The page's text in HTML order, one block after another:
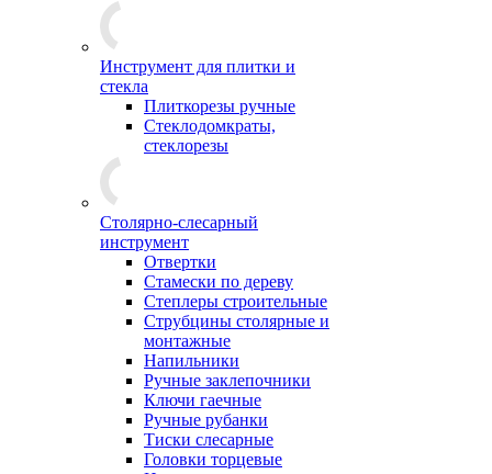
Инструмент для плитки и
стекла
Плиткорезы ручные
Стеклодомкраты,
стеклорезы
Столярно-слесарный
инструмент
Отвертки
Стамески по дереву
Степлеры строительные
Струбцины столярные и
монтажные
Напильники
Ручные заклепочники
Ключи гаечные
Ручные рубанки
Тиски слесарные
Головки торцевые